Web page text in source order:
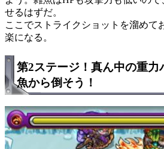
せるはずだ。
ここでストライクショットを溜めて
楽になる。
第2ステージ！真ん中の重力
魚から倒そう！